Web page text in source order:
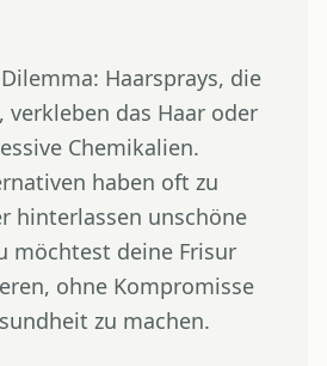
Haarsprays, die
das Haar oder
Chemikalien.
haben oft zu
hinterlassen unschöne
möchtest deine Frisur
ohne Kompromisse
zu machen.